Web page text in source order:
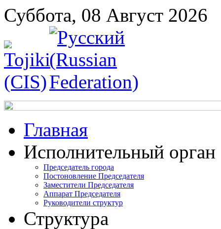
Суббота, 08 Август 2026
Главная
Исполнительный орган
Председатель города
Постоновление Председателя
Заместители Председателя
Аппарат Председателя
Руководители структур
Структура